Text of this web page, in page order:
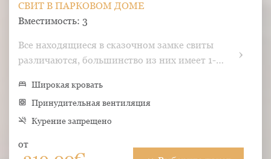
СВИТ В ПАРКОВОМ ДОМЕ
Вместимость: 3
Все находящиеся в сказочном замке свиты
различаются, большинство из них имеет 1-
ванную комнату.
bed Широкая кровать
hvac Принудительная вентиляция
smoke_free Курение запрещено
photo_size_select_small Размер 52 m² Tуалетные принадлежности
от